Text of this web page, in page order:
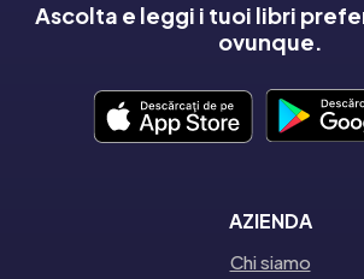
Ascolta e leggi i tuoi libri
ovunque.
AZIENDA
Chi siamo